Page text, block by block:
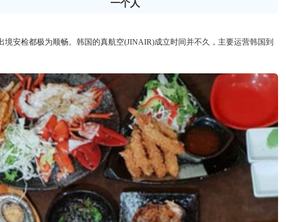
一个人
安检都极为顺畅。韩国的真航空(JINAIR)成立时间并不久，主要运营韩国到